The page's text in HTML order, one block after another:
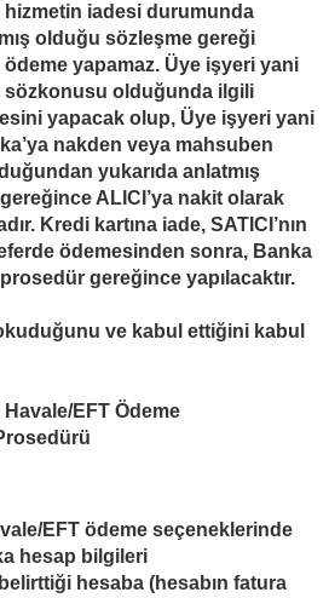
hizmetin iadesi durumunda
olduğu sözleşme gereği
ödeme yapamaz. Üye işyeri yani
sözkonusu olduğunda ilgili
yapacak olup, Üye işyeri yani
nakden veya mahsuben
yukarıda anlatmış
ALICI’ya nakit olarak
Kredi kartına iade, SATICI’nın
ödemesinden sonra, Banka
gereğince yapılacaktır.
ve kabul ettiğini kabul
Havale/EFT Ödeme
EFT ödeme seçeneklerinde
hesap bilgileri
hesaba (hesabın fatura